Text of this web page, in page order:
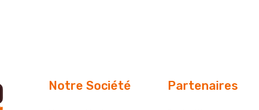
Notre Société Partenaires